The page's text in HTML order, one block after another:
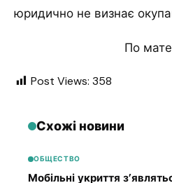
юридично не визнає
По
Post Views: 358
Схожі новини
ОБЩЕСТВО
Мобільні укриття